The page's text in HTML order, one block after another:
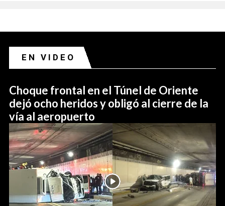
EN VIDEO
Choque frontal en el Túnel de Oriente
dejó ocho heridos y obligó al cierre de la
vía al aeropuerto